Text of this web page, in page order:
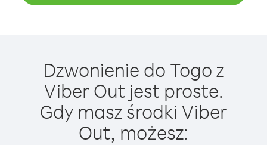
Dzwonienie do Togo z
Viber Out jest proste.
Gdy masz środki Viber
Out, możesz: